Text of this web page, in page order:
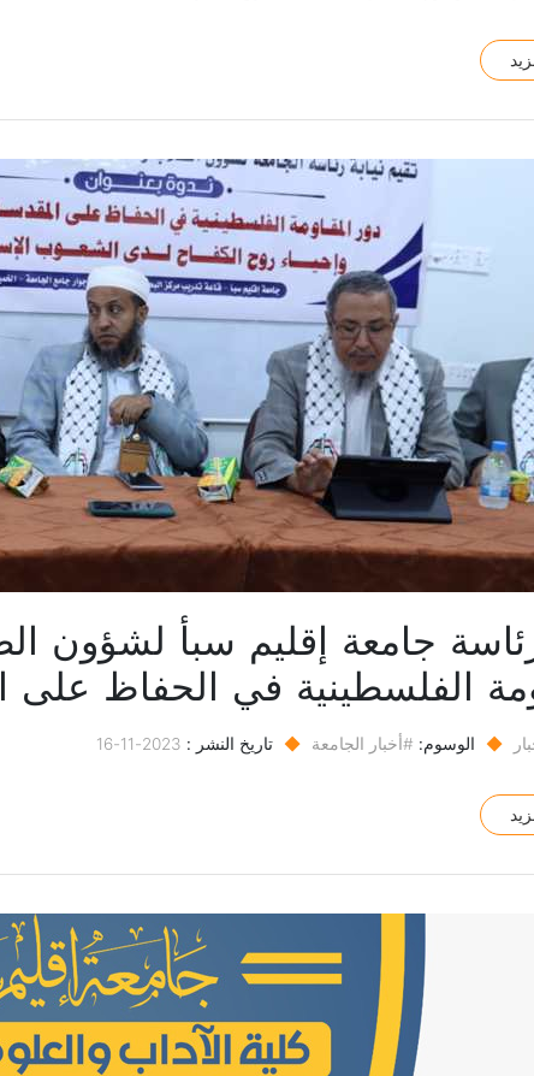
رئاسة جامعة إقليم سبأ لشؤون
الفلسطينية في الحفاظ على
◆ الوسوم: #أخبار الجامعة ◆ تاريخ النشر : 2023-11-16